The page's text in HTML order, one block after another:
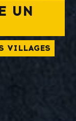
UN
VILLAGES